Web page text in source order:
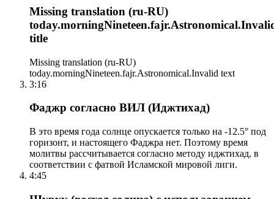
Missing translation (ru-RU)
title
Missing translation (ru-RU)
today.morningNineteen.fajr.Astronomical.Invalid text
3:16
Фаджр согласно ВИЛ (Иджтихад)
В это время года солнце опускается только на -12.5° под
горизонт, и настоящего Фаджра нет. Поэтому время
молитвы рассчитывается согласно методу иджтихад, в
соответствии с фатвой Исламской мировой лиги.
4:45